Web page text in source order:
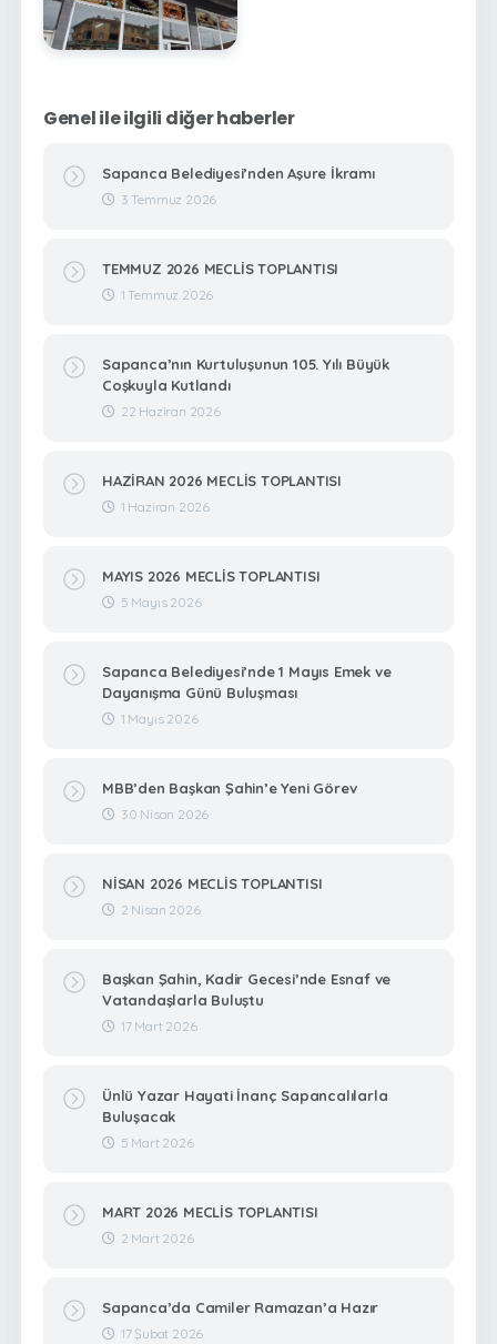
Genel ile ilgili diğer haberler
Sapanca Belediyesi’nden Aşure İkramı
3 Temmuz 2026
TEMMUZ 2026 MECLİS TOPLANTISI
1 Temmuz 2026
Sapanca’nın Kurtuluşunun 105. Yılı Büyük
Coşkuyla Kutlandı
22 Haziran 2026
HAZİRAN 2026 MECLİS TOPLANTISI
1 Haziran 2026
MAYIS 2026 MECLİS TOPLANTISI
5 Mayıs 2026
Sapanca Belediyesi’nde 1 Mayıs Emek ve
Dayanışma Günü Buluşması
1 Mayıs 2026
MBB’den Başkan Şahin’e Yeni Görev
30 Nisan 2026
NİSAN 2026 MECLİS TOPLANTISI
2 Nisan 2026
Başkan Şahin, Kadir Gecesi’nde Esnaf ve
Vatandaşlarla Buluştu
17 Mart 2026
Ünlü Yazar Hayati İnanç Sapancalılarla
Buluşacak
5 Mart 2026
MART 2026 MECLİS TOPLANTISI
2 Mart 2026
Sapanca’da Camiler Ramazan’a Hazır
17 Şubat 2026